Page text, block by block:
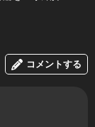
コメントする